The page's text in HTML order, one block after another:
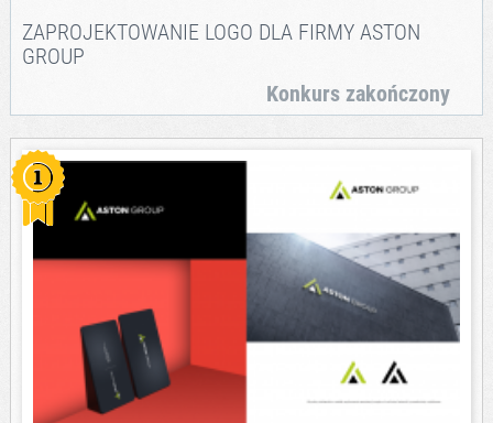
ZAPROJEKTOWANIE LOGO DLA FIRMY ASTON
GROUP
Konkurs zakończony